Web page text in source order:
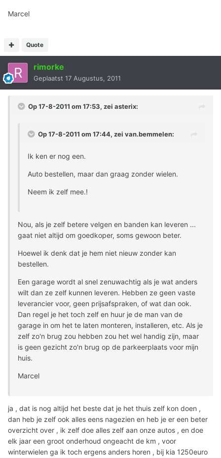
Marcel
Quote
rimorke
Geplaatst 17 Augustus, 2011
Op 17-8-2011 om 17:53, zei asterix:
Op 17-8-2011 om 17:44, zei van.bemmelen:
Ik ken er nog een.
Auto bestellen, maar dan graag zonder wielen.
Neem ik zelf mee.!
Nou, als je zelf betere velgen en banden kan leveren ...
gaat niet altijd om goedkoper, soms gewoon beter.
Hoewel ik denk dat je hem niet nieuw zonder kan
bestellen.
Een garage wordt al snel zenuwachtig als je wat anders
wilt dan ze zelf kunnen leveren. Hebben ze geen vaste
leverancier voor, geen prijsafspraken, of wat dan ook.
Dan regel je het toch zelf en huur je de man van de
garage in om het te laten monteren, installeren, etc. Als je
zelf zo'n brug zou hebben zou het wel handig zijn, maar
is geen gezicht zo'n brug op de parkeerplaats voor mijn
huis.
Marcel
ja , dat is nog altijd het beste dat je het thuis zelf kon doen ,
dan heb je zelf ook alles eens nagezien en heb je er een beter
overzicht over , ik zelf doe alles zelf aan onze autos , en doe
elk jaar een groot onderhoud ongeacht de km , voor
winterwielen ga ik toch ergens anders horen , bij kia 1250euro